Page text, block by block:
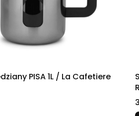
PISA 1L / La Cafetiere